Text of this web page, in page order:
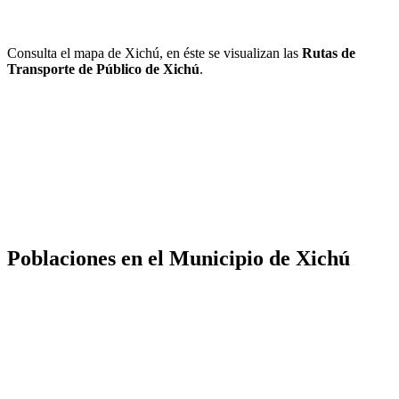
Consulta el mapa de Xichú, en éste se visualizan las Rutas de
Transporte de Público de Xichú.
Poblaciones en el Municipio de Xichú